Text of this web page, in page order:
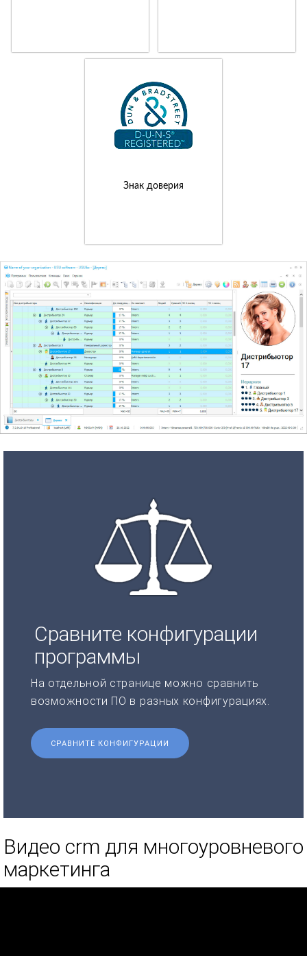
Знак доверия
Сравните конфигурации
программы
На отдельной странице можно сравнить
возможности ПО в разных конфигурациях.
СРАВНИТЕ КОНФИГУРАЦИИ
Видео crm для многоуровневого
маркетинга